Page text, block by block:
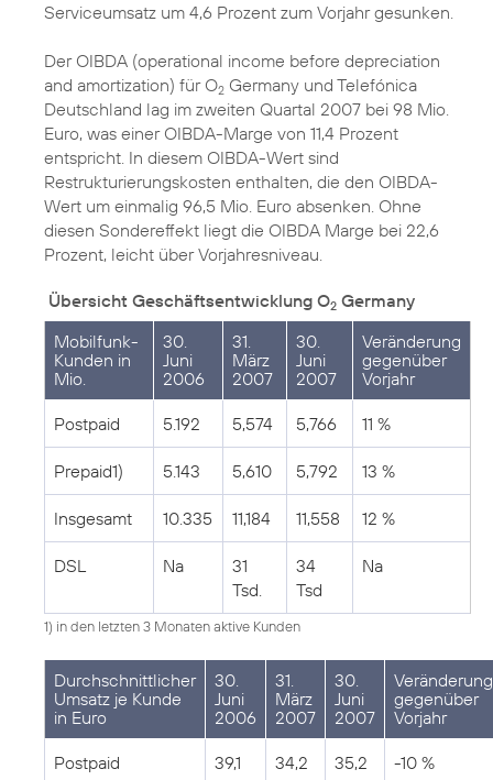
Serviceumsatz um 4,6 Prozent zum Vorjahr gesunken.
Der OIBDA (operational income before depreciation
and amortization) für O2 Germany und Telefónica
Deutschland lag im zweiten Quartal 2007 bei 98 Mio.
Euro, was einer OIBDA-Marge von 11,4 Prozent
entspricht. In diesem OIBDA-Wert sind
Restrukturierungskosten enthalten, die den OIBDA-
Wert um einmalig 96,5 Mio. Euro absenken. Ohne
diesen Sondereffekt liegt die OIBDA Marge bei 22,6
Prozent, leicht über Vorjahresniveau.
Übersicht Geschäftsentwicklung O2 Germany
Mobilfunk-
Kunden in
Mio.
30.
Juni
2006
31.
März
2007
30.
Juni
2007
Veränderung
gegenüber
Vorjahr
Postpaid 5.192 5,574 5,766 11 %
Prepaid1) 5.143 5,610 5,792 13 %
Insgesamt 10.335 11,184 11,558 12 %
DSL Na
31
Tsd.
34
Tsd
Na
1) in den letzten 3 Monaten aktive Kunden
Durchschnittlicher
Umsatz je Kunde
in Euro
30.
Juni
2006
31.
März
2007
30.
Juni
2007
Veränderung
gegenüber
Vorjahr
Postpaid 39,1 34,2 35,2 -10 %